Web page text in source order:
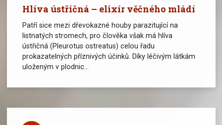
Hlíva ústřičná – elixír věčného mládí
Patří sice mezi dřevokazné houby parazitující na
listnatých stromech, pro člověka však má hlíva
ústřičná (Pleurotus ostreatus) celou řadu
prokazatelných příznivých účinků. Díky léčivým látkám
uloženým v plodnic...